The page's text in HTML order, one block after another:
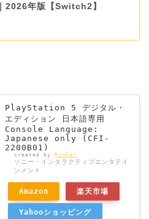
｜2026年版【Switch2】
PlayStation 5 デジタル・
エディション 日本語専用
Console Language:
Japanese only (CFI-
2200B01)
created by Rinker
ソニー・インタラクティブエンタテイ
ンメント
Amazon 楽天市場
Yahooショッピング